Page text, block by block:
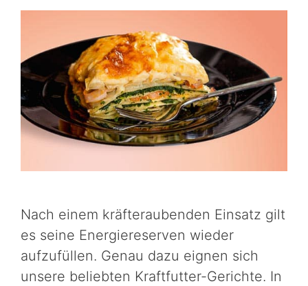
Nach einem kräfteraubenden Einsatz gilt
es seine Energiereserven wieder
aufzufüllen. Genau dazu eignen sich
unsere beliebten Kraftfutter-Gerichte. In